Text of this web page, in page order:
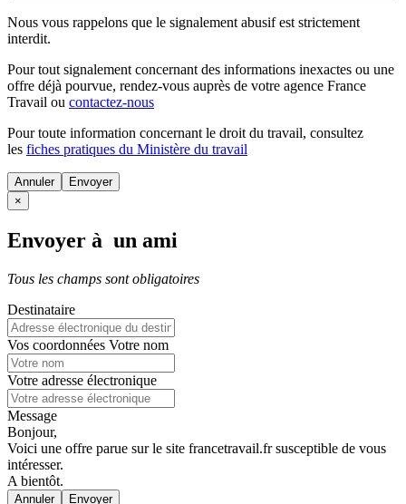
Nous vous rappelons que le signalement abusif est strictement
interdit.
Pour tout signalement concernant des informations inexactes ou une
offre déjà pourvue, rendez-vous auprès de votre agence France
Travail ou contactez-nous
Pour toute information concernant le droit du travail, consultez
les fiches pratiques du Ministère du travail
Annuler
×
Envoyer à un ami
Tous les champs sont obligatoires
Destinataire
Vos coordonnées Votre nom
Votre adresse électronique
Message
Bonjour,
Voici une offre parue sur le site francetravail.fr susceptible de vous
intéresser.
A bientôt.
Annuler